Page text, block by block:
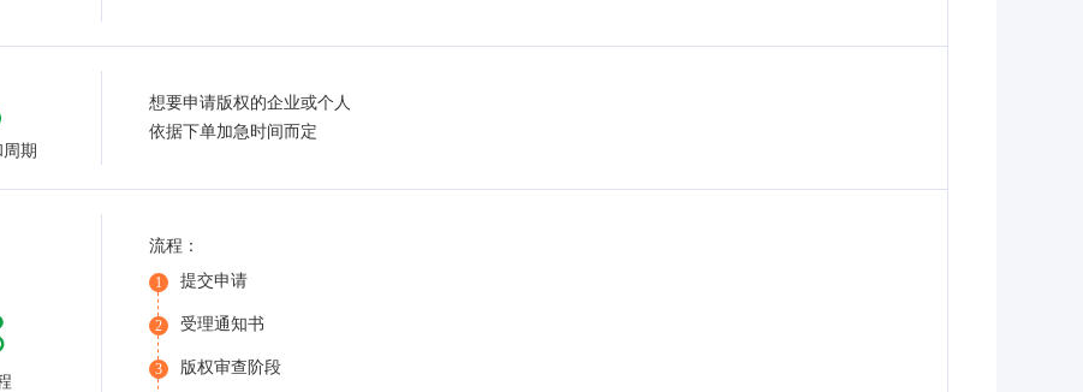
期
想要申请版权的企业或个人
依据下单加急时间而定
流程：
1 提交申请
2 受理通知书
3 版权审查阶段